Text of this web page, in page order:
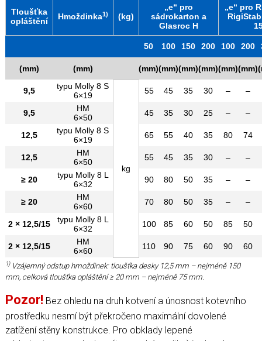
Tloušťka
opláštění
Hmoždinka1) (kg)
„e“ pro
sádrokarton a
Glasroc H
„e“ pro
50 100 150 200 100 200
(mm) (mm) (mm)(mm)(mm)(mm)(mm)(mm)
9,5
typu Molly 8 S
6×19
kg
55 45 35 30 – –
9,5
HM
6×50
45 35 30 25 – –
12,5
typu Molly 8 S
6×19
65 55 40 35 80 74
12,5
HM
6×50
55 45 35 30 – –
≥ 20
typu Molly 8 L
6×32
90 80 50 35 – –
≥ 20
HM
6×60
70 80 50 35 – –
2 × 12,5/15
typu Molly 8 L
6×32
100 85 60 50 85 50
2 × 12,5/15
HM
6×60
110 90 75 60 90 60
1)Vzájemný odstup hmoždinek: tloušťka desky 12,5 mm – nejméně 150
mm, celková tloušťka opláštění ≥ 20 mm – nejméně 75 mm.
Pozor! Bez ohledu na druh kotvení a únosnost kotevního
prostředku nesmí být překročeno maximální dovolené
zatížení stěny konstrukce. Pro obklady lepené